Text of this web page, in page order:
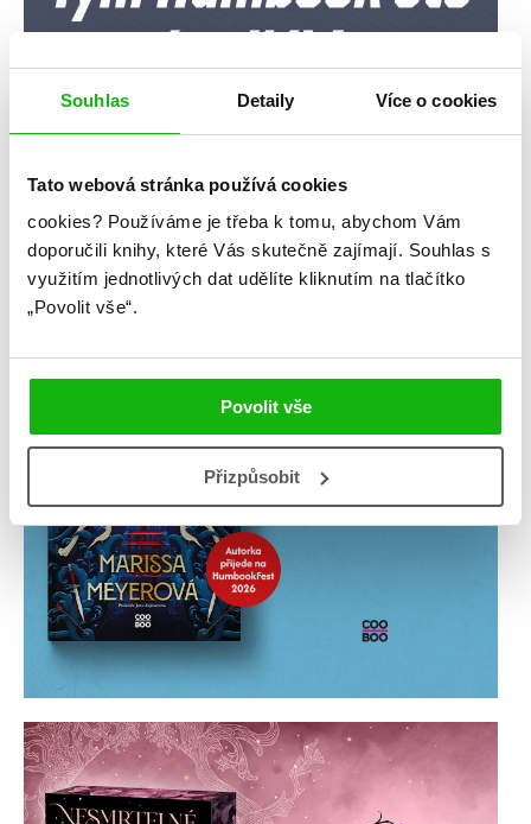
Souhlas Detaily Více o cookies
Tato webová stránka používá cookies
cookies? Používáme je třeba k tomu, abychom Vám
doporučili knihy, které Vás skutečně zajímají. Souhlas s
využitím jednotlivých dat udělíte kliknutím na tlačítko
„Povolit vše“.
Povolit vše
Přizpůsobit